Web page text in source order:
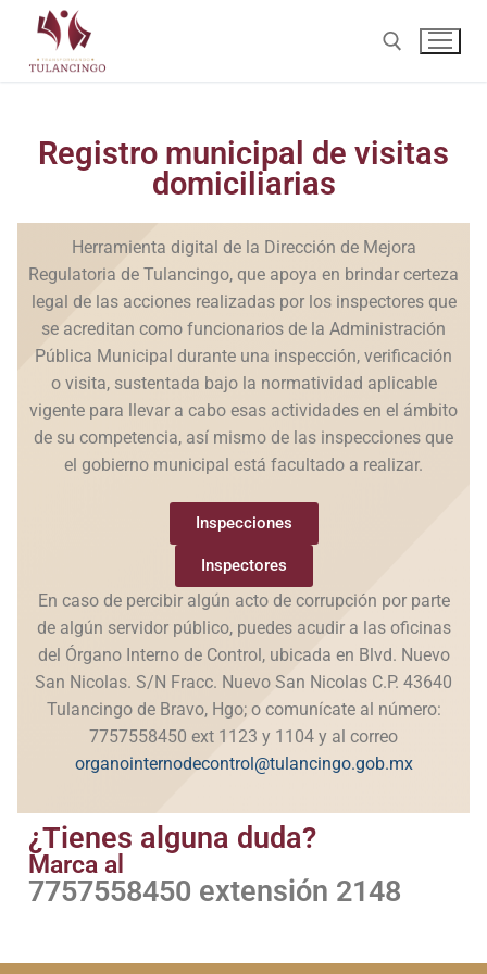
Registro municipal de visitas
domiciliarias
Herramienta digital de la Dirección de Mejora
Regulatoria de Tulancingo, que apoya en brindar certeza
legal de las acciones realizadas por los inspectores que
se acreditan como funcionarios de la Administración
Pública Municipal durante una inspección, verificación
o visita, sustentada bajo la normatividad aplicable
vigente para llevar a cabo esas actividades en el ámbito
de su competencia, así mismo de las inspecciones que
el gobierno municipal está facultado a realizar.
Inspecciones
Inspectores
En caso de percibir algún acto de corrupción por parte
de algún servidor público, puedes acudir a las oficinas
del Órgano Interno de Control, ubicada en Blvd. Nuevo
San Nicolas. S/N Fracc. Nuevo San Nicolas C.P. 43640
Tulancingo de Bravo, Hgo; o comunícate al número:
7757558450 ext 1123 y 1104 y al correo
organointernodecontrol@tulancingo.gob.mx
¿Tienes alguna duda?
Marca al
7757558450 extensión 2148